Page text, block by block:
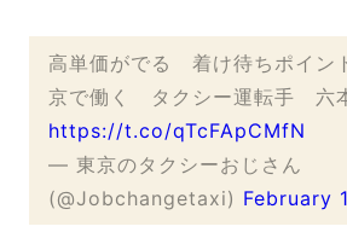
高単価がでる 着け待ちポイ
京で働く タクシー運転手 六
https://t.co/qTcFApCMfN
— 東京のタクシーおじさん
(@Jobchangetaxi) February